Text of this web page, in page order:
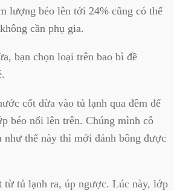
lượng béo lên tới 24% cũng có thể
cần phụ gia.
bạn chọn loại trên bao bì đề
cốt dừa vào tủ lạnh qua đêm để
béo nổi lên trên. Chúng mình cô
như thế này thì mới đánh bông được
từ tủ lạnh ra, úp ngược. Lúc này, lớp